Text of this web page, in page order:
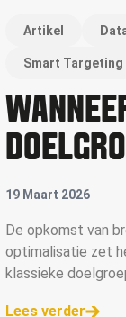
Artikel
Smart Targeting
WORDT
VAN JE
HET
19 Maart 2026
De opkomst van
optimalisatie zet
klassieke
bepalen steeds
Lees verder